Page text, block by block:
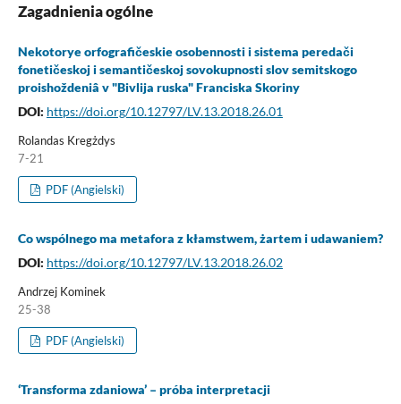
Zagadnienia ogólne
Nekotorye orfografičeskie osobennosti i sistema peredači
fonetičeskoj i semantičeskoj sovokupnosti slov semitskogo
proishoždeniâ v "Bivlija ruska" Franciska Skoriny
DOI: https://doi.org/10.12797/LV.13.2018.26.01
Rolandas Kregżdys
7-21
PDF (Angielski)
Co wspólnego ma metafora z kłamstwem, żartem i udawaniem?
DOI: https://doi.org/10.12797/LV.13.2018.26.02
Andrzej Kominek
25-38
PDF (Angielski)
‘Transforma zdaniowa’ – próba interpretacji